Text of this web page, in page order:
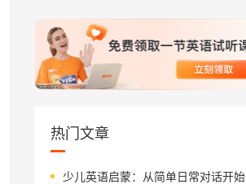
热门文章
少儿英语启蒙：从简单日常对话开始